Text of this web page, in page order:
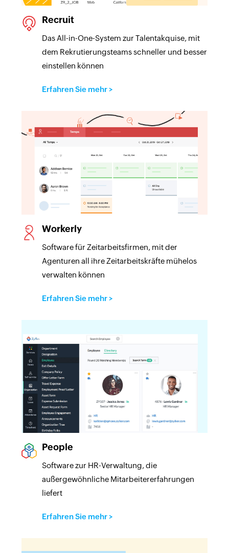
Recruit
Das All-in-One-System zur Talentakquise, mit
dem Rekrutierungsteams schneller und besser
einstellen können
Erfahren Sie mehr >
Workerly
Software für Zeitarbeitsfirmen, mit der
Agenturen all ihre Zeitarbeitskräfte mühelos
verwalten können
Erfahren Sie mehr >
People
Software zur HR-Verwaltung, die
außergewöhnliche Mitarbeitererfahrungen
liefert
Erfahren Sie mehr >